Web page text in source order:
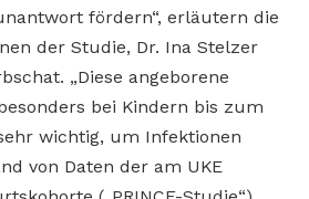
fördern“, erläutern die
der Studie, Dr. Ina Stelzer
„Diese angeborene
bei Kindern bis zum
wichtig, um Infektionen
von Daten der am UKE